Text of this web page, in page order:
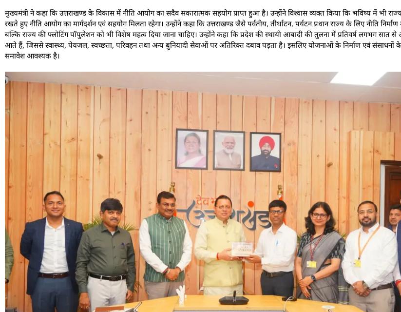
मुख्यमंत्री ने कहा कि उत्तराखण्ड के विकास में नीति आयोग का सदैव सकारात्मक सहयोग प्राप्त हुआ है। उन्होंने विश्वास व्यक्त किया कि भविष्य में भी
रखते हुए नीति आयोग का मार्गदर्शन एवं सहयोग मिलता रहेगा। उन्होंने कहा कि उत्तराखण्ड जैसे पर्वतीय, तीर्थाटन, पर्यटन प्रधान राज्य के लिए नीति
बल्कि राज्य की फ्लोटिंग पॉपुलेशन को भी विशेष महत्व दिया जाना चाहिए। उन्होंने कहा कि प्रदेश की स्थायी आबादी की तुलना में प्रतिवर्ष लगभग सात
आते हैं, जिससे स्वास्थ्य, पेयजल, स्वच्छता, परिवहन तथा अन्य बुनियादी सेवाओं पर अतिरिक्त दबाव पड़ता है। इसलिए योजनाओं के निर्माण एवं
समावेश आवश्यक है।